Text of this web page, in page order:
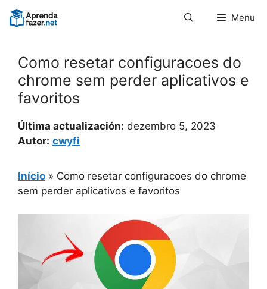
Pular
para
Menu
Como resetar configuracoes do
chrome sem perder aplicativos e
favoritos
Última actualización: dezembro 5, 2023
Autor: cwyfi
Início » Como resetar configuracoes do chrome
sem perder aplicativos e favoritos